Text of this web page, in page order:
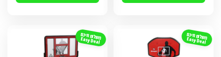
משלוח חינם
Easy Deal משלוח חינם
Easy Deal